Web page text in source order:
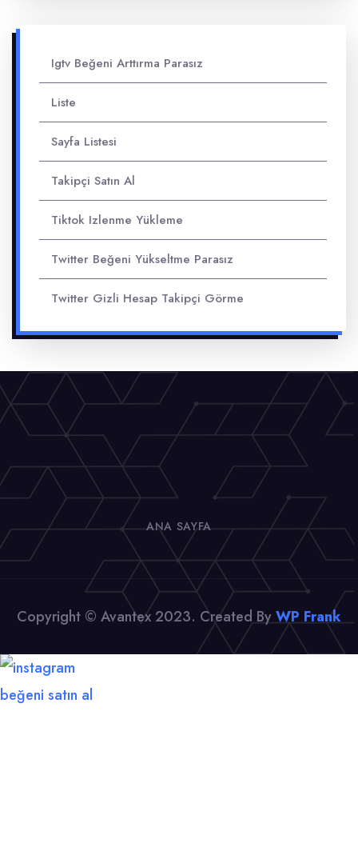
Igtv Beğeni Arttırma Parasız
Liste
Sayfa Listesi
Takipçi Satın Al
Tiktok Izlenme Yükleme
Twitter Beğeni Yükseltme Parasız
Twitter Gizli Hesap Takipçi Görme
ANA SAYFA
Copyright © Avantex 2023. Created ByWP Frank